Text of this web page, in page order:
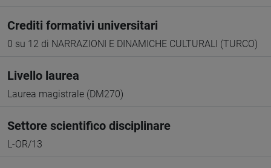
Crediti formativi universitari
0 su 12 di NARRAZIONI E DINAMICHE CULTURALI (TURCO)
Livello laurea
Laurea magistrale (DM270)
Settore scientifico disciplinare
L-OR/13